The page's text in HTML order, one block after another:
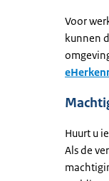
Voor
kunnen
Huurt u
Als de